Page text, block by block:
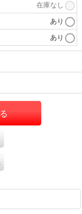
在庫なし
あり
あり